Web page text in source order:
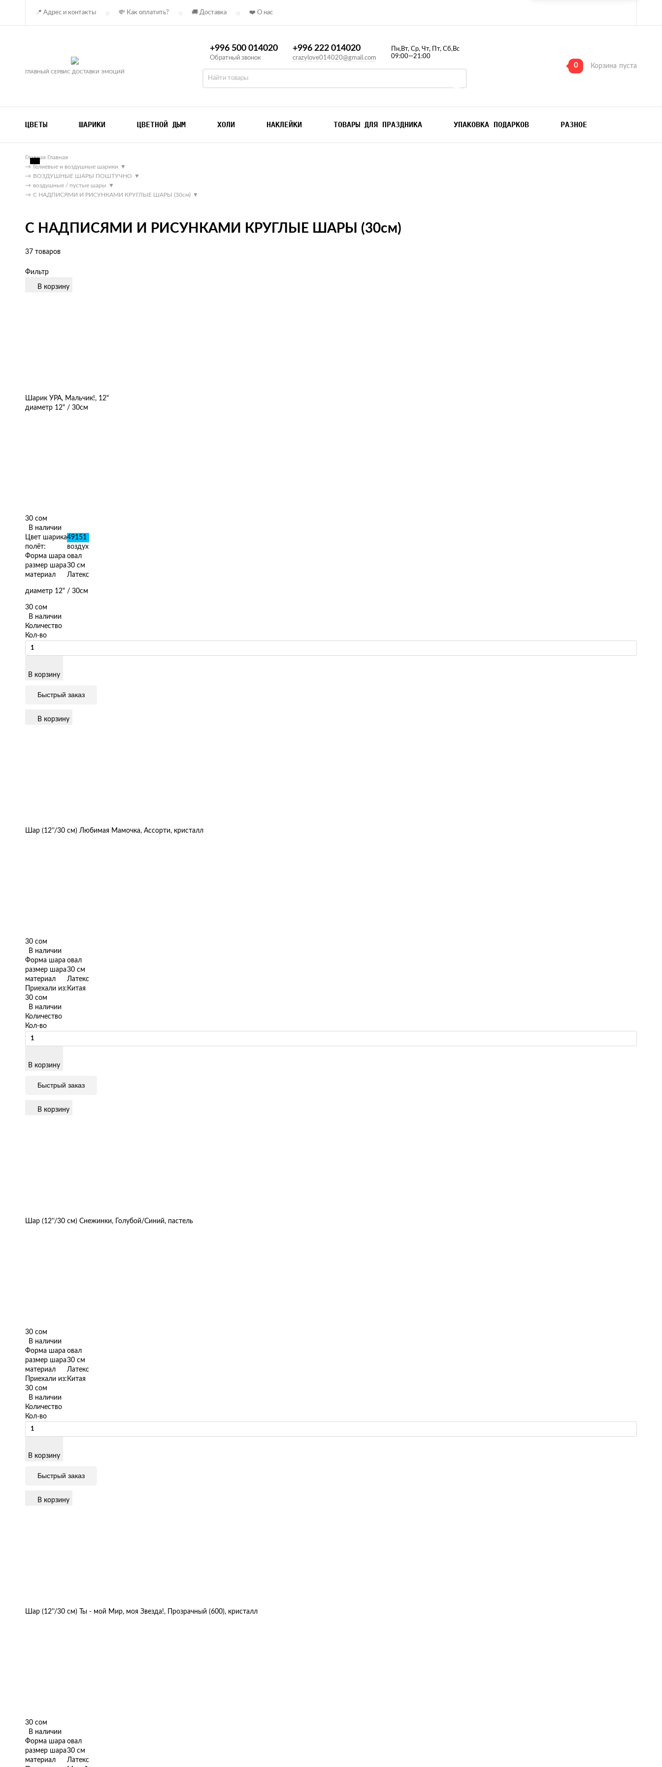
📍 Адрес и контакты 💸 Как оплатить? 🚚 Доставка ❤️ О нас
ГЛАВНЫЙ СЕРВИС ДОСТАВКИ ЭМОЦИЙ
+996 500 014020
Обратный звонок
+996 222 014020
crazylove014020@gmail.com
Пн,Вт, Ср, Чт, Пт, Сб,Вс
09:00—21:00
0 Корзина пуста
ЦВЕТЫ ШАРИКИ ЦВЕТНОЙ ДЫМ ХОЛИ НАКЛЕЙКИ ТОВАРЫ ДЛЯ ПРАЗДНИКА УПАКОВКА ПОДАРКОВ РАЗНОЕ
Главная Главная
→ Гелиевые и воздушные шарики ▼
→ ВОЗДУШНЫЕ ШАРЫ ПОШТУЧНО ▼
→ воздушные / пустые шары ▼
→ С НАДПИСЯМИ И РИСУНКАМИ КРУГЛЫЕ ШАРЫ (30см) ▼
С НАДПИСЯМИ И РИСУНКАМИ КРУГЛЫЕ ШАРЫ (30см)
37 товаров
Фильтр
В корзину
Шарик УРА, Мальчик!, 12"
диаметр 12" / 30см
30 сом
В наличии
Цвет шарика49151
полёт:
воздух
Форма шара овал
размер шара30 см
материал
Латекс
диаметр 12" / 30см
30 сом
В наличии
Количество
Кол-во
В корзину
Быстрый заказ
В корзину
Шар (12''/30 см) Любимая Мамочка, Ассорти, кристалл
30 сом
В наличии
Форма шара овал
размер шара30 см
материал
Латекс
Приехали из: Китая
30 сом
В наличии
Количество
Кол-во
В корзину
Быстрый заказ
В корзину
Шар (12''/30 см) Снежинки, Голубой/Синий, пастель
30 сом
В наличии
Форма шара овал
размер шара30 см
материал
Латекс
Приехали из: Китая
30 сом
В наличии
Количество
Кол-во
В корзину
Быстрый заказ
В корзину
Шар (12''/30 см) Ты - мой Мир, моя Звезда!, Прозрачный (600), кристалл
30 сом
В наличии
Форма шара овал
размер шара30 см
материал
Латекс